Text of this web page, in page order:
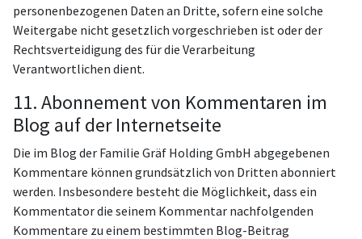
personenbezogenen Daten an Dritte, sofern eine solche
Weitergabe nicht gesetzlich vorgeschrieben ist oder der
Rechtsverteidigung des für die Verarbeitung
Verantwortlichen dient.
11. Abonnement von Kommentaren im
Blog auf der Internetseite
Die im Blog der Familie Gräf Holding GmbH abgegebenen
Kommentare können grundsätzlich von Dritten abonniert
werden. Insbesondere besteht die Möglichkeit, dass ein
Kommentator die seinem Kommentar nachfolgenden
Kommentare zu einem bestimmten Blog-Beitrag